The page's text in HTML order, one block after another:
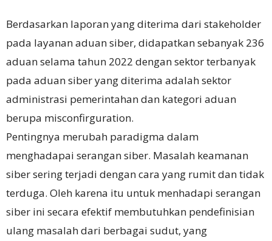
Berdasarkan laporan yang diterima dari stakeholder
pada layanan aduan siber, didapatkan sebanyak 236
aduan selama tahun 2022 dengan sektor terbanyak
pada aduan siber yang diterima adalah sektor
administrasi pemerintahan dan kategori aduan
berupa misconfirguration.
Pentingnya merubah paradigma dalam
menghadapai serangan siber. Masalah keamanan
siber sering terjadi dengan cara yang rumit dan tidak
terduga. Oleh karena itu untuk menhadapi serangan
siber ini secara efektif membutuhkan pendefinisian
ulang masalah dari berbagai sudut, yang